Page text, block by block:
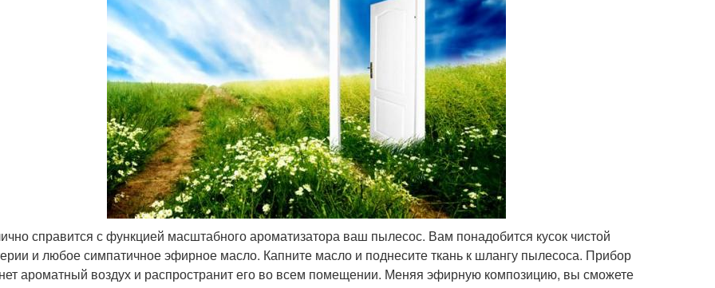
справится с функцией масштабного ароматизатора ваш пылесос. Вам понадобится кусок чистой
и любое симпатичное эфирное масло. Капните масло и поднесите ткань к шлангу пылесоса. Прибор
ароматный воздух и распространит его во всем помещении. Меняя эфирную композицию, вы сможете